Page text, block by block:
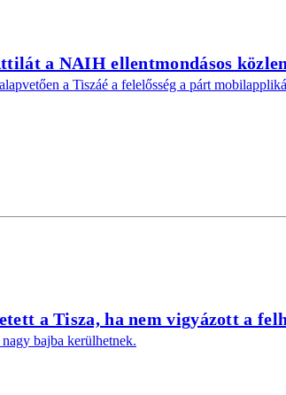
a NAIH ellentmondásos
a Tiszáé a felelősség a párt
a Tisza, ha nem vigyázott a
bajba kerülhetnek.